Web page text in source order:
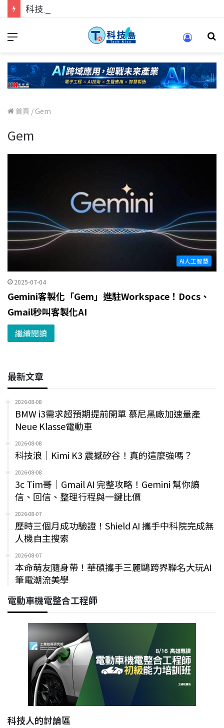
首頁 / Gem
Gem
AI人工智慧
2025-07-04
Gemini客製化「Gem」進駐Workspace！Docs、
Gmail秒叫客製化AI
繼續閱讀
最新文章
2026-08-08
BMW i3需求超預期提前開單 慕尼黑廠加速量產
Neue Klasse電動車
2026-08-08
科技浪｜Kimi K3 震撼矽谷！真的這麼強嗎？
2026-08-08
3c Tim哥｜Gmail AI 完整攻略！Gemini 幫你讀
信、回信、整理行程與一鍵比價
2026-08-07
歷時三個月成功驗證！Shield AI 攜手中科院完成無
人機自主搜索
2026-08-07
本命萌友隨身帶！華碩攜手三麗鷗跨界聯名大玩AI
筆電潮流美學
電動車機電整合工程師
科技人的討論區